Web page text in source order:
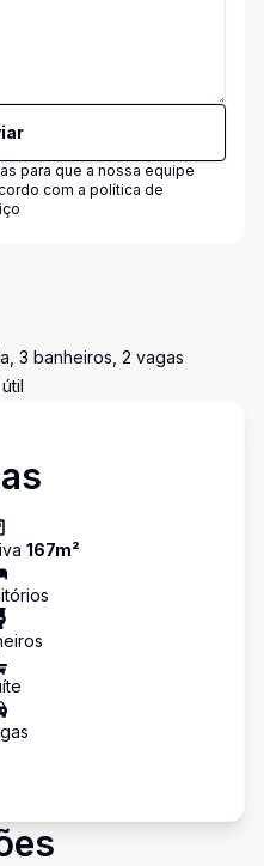
para que a nossa equipe
com a política de
3 banheiros, 2 vagas
167m²
s
s
s